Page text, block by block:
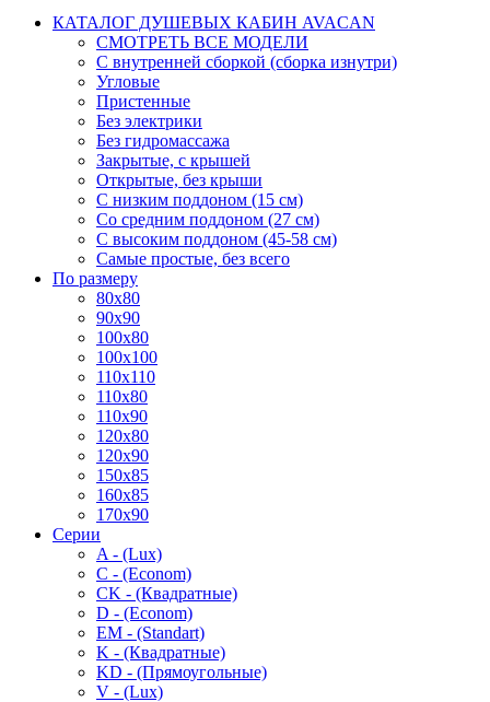
КАТАЛОГ ДУШЕВЫХ КАБИН AVACAN
СМОТРЕТЬ ВСЕ МОДЕЛИ
С внутренней сборкой (сборка изнутри)
Угловые
Пристенные
Без электрики
Без гидромассажа
Закрытые, с крышей
Открытые, без крыши
С низким поддоном (15 см)
Со средним поддоном (27 см)
С высоким поддоном (45-58 см)
Самые простые, без всего
По размеру
80x80
90x90
100x80
100x100
110x110
110x80
110x90
120x80
120x90
150x85
160x85
170x90
Серии
A - (Lux)
C - (Econom)
CK - (Квадратные)
D - (Econom)
EM - (Standart)
K - (Квадратные)
KD - (Прямоугольные)
V - (Lux)